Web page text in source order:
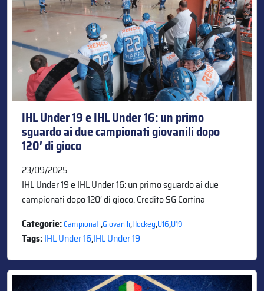
IHL Under 19 e IHL Under 16: un primo
sguardo ai due campionati giovanili dopo
120′ di gioco
23/09/2025
IHL Under 19 e IHL Under 16: un primo sguardo ai due
campionati dopo 120′ di gioco. Credito SG Cortina
Categorie:Campionati,Giovanili,Hockey,U16,U19
Tags:IHL Under 16,IHL Under 19